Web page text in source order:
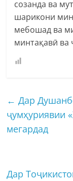
созанда ва
шарикони
мебошад ва
минтақавӣ ва
← Дар
ҷумҳуриявии
мегардад
Дар